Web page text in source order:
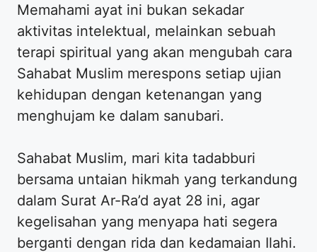
Memahami ayat ini bukan sekadar
aktivitas intelektual, melainkan sebuah
terapi spiritual yang akan mengubah cara
Sahabat Muslim merespons setiap ujian
kehidupan dengan ketenangan yang
menghujam ke dalam sanubari.
Sahabat Muslim, mari kita tadabburi
bersama untaian hikmah yang terkandung
dalam Surat Ar-Ra’d ayat 28 ini, agar
kegelisahan yang menyapa hati segera
berganti dengan rida dan kedamaian Ilahi.